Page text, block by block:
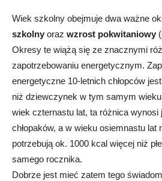
Wiek szkolny obejmuje dwa ważne
szkolny oraz wzrost pokwitaniowy
Okresy te wiążą się ze znacznymi
zapotrzebowaniu energetycznym.
energetyczne 10-letnich chłopców
niż dziewczynek w tym samym
wiek czternastu lat, ta różnica wynosi
chłopaków, a w wieku osiemnastu lat
potrzebują ok. 1000 kcal więcej niż
samego rocznika.
Dobrze jest mieć zatem tego